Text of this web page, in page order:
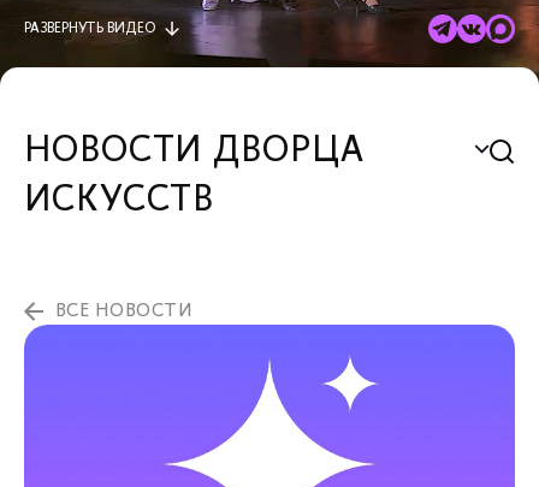
РАЗВЕРНУТЬ ВИДЕО
НОВОСТИ ДВОРЦА
ИСКУССТВ
ВСЕ НОВОСТИ